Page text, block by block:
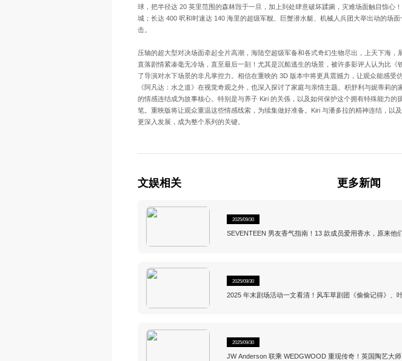
球，把半径达 20 英里范围的森林毁于一旦，加上到处肆意破坏蹂躏，灾难场面触目惊心
城；长达 400 呎和时速达 140 海里的超级军舰、巨蟹潜水艇、机械人兵团大举出动的场
击。
压轴的超大型对决场面牵起全片高潮，海陆空超级军备和各式奇幻生物尽出，上天下海，
直落剧情紧凑毫无冷场，直至最后一刻！尤其是沉船逃生的场景，被许多影评人认为比《
了导演对水下场景的非凡掌控力。相信在重映的 3D 版本中将更具震撼力，让观众能感受
《阿凡达：水之道》在视觉奇观之外，也深入探讨了家庭与亲情主题。积舒利与妮蒂莉
的情感连结成为故事核心。特别是与养子 Kiri 的关係，以及如何保护这个拥有特殊能力的
笔。重映版将让观众重温这些情感线索，为续集做好准备。Kiri 与潘多拉的精神连结，以
更深入发展，成为整个系列的关键。
文娱相关 更多新闻
2025/09/30
SEVENTEEN 男友香气指南！13 款成员爱用香水，原来他
2025/09/30
2025 年末剧场活动一文看清！风车草剧团《偷偷记得》、
2025/09/30
JW Anderson 联乘 WEDGWOOD 重现传奇！英国陶艺大